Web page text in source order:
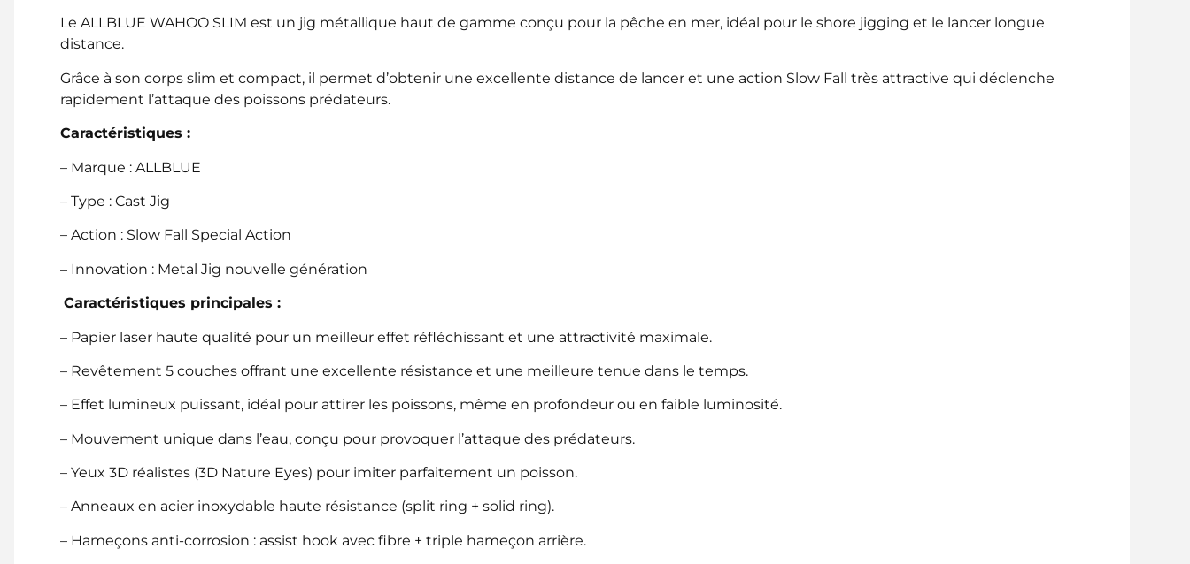
Le ALLBLUE WAHOO SLIM est un jig métallique haut de gamme conçu pour la pêche en mer, idéal pour le shore jigging et le lancer longue
distance.
Grâce à son corps slim et compact, il permet d’obtenir une excellente distance de lancer et une action Slow Fall très attractive qui déclenche
rapidement l’attaque des poissons prédateurs.
Caractéristiques :
– Marque : ALLBLUE
– Type : Cast Jig
– Action : Slow Fall Special Action
– Innovation : Metal Jig nouvelle génération
Caractéristiques principales :
– Papier laser haute qualité pour un meilleur effet réfléchissant et une attractivité maximale.
– Revêtement 5 couches offrant une excellente résistance et une meilleure tenue dans le temps.
– Effet lumineux puissant, idéal pour attirer les poissons, même en profondeur ou en faible luminosité.
– Mouvement unique dans l’eau, conçu pour provoquer l’attaque des prédateurs.
– Yeux 3D réalistes (3D Nature Eyes) pour imiter parfaitement un poisson.
– Anneaux en acier inoxydable haute résistance (split ring + solid ring).
– Hameçons anti-corrosion : assist hook avec fibre + triple hameçon arrière.